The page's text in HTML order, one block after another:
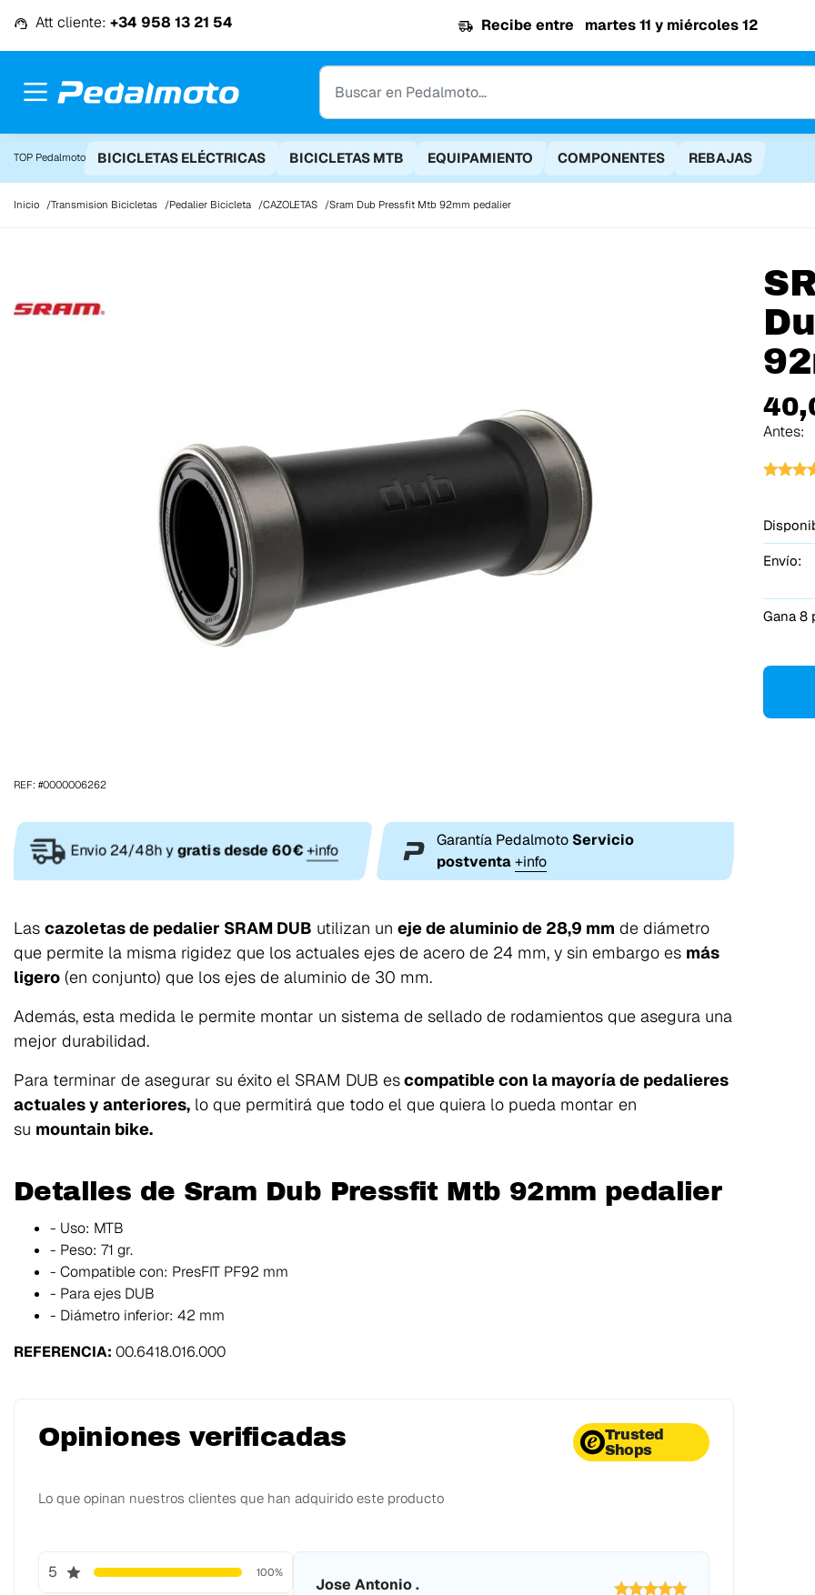
Att cliente: +34 958 13 21 54 Recibe entre martes 11 y miércoles 12
TOP Pedalmoto BICICLETAS ELÉCTRICAS BICICLETAS MTB EQUIPAMIENTO COMPONENTES REBAJAS
Inicio Transmision Bicicletas Pedalier Bicicleta CAZOLETAS Sram Dub Pressfit Mtb 92mm pedalier
Antes:
Envío:
Gana 8
REF: #0000006262
Envio 24/48h ygratis desde 60€ +info
Garantía Pedalmoto Servicio
postventa +info
Las cazoletas de pedalier SRAM DUB utilizan un eje de aluminio de 28,9 mm de diámetro
que permite la misma rigidez que los actuales ejes de acero de 24 mm, y sin embargo es más
ligero (en conjunto) que los ejes de aluminio de 30 mm.
Además, esta medida le permite montar un sistema de sellado de rodamientos que asegura una
mejor durabilidad.
Para terminar de asegurar su éxito el SRAM DUB escompatible con la mayoría de pedalieres
actuales y anteriores, lo que permitirá que todo el que quiera lo pueda montar en
su mountain bike.
Detalles de Sram Dub Pressfit Mtb 92mm pedalier
- Uso: MTB
- Peso: 71 gr.
- Compatible con: PresFIT PF92 mm
- Para ejes DUB
- Diámetro inferior: 42 mm
REFERENCIA: 00.6418.016.000
Opiniones verificadas
Trusted
Shops
Lo que opinan nuestros clientes que han adquirido este producto
5 100%
Jose Antonio .